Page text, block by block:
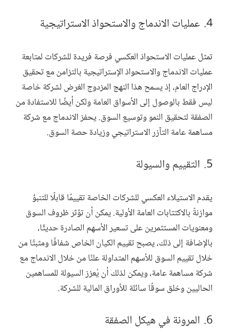
عمليات الاندماج والاستحواذ الاستراتيجية
تمثل عمليات الاستحواذ العكسي فرصة فريدة للشركات لمتابعة
عمليات الاندماج والاستحواذ الإستراتيجية بالتزامن مع تحقيق
الإدراج العام، إذ يسمح هذا النهج المزدوج الغرض لشركة خاصة
ليس فقط بالوصول إلى الأسواق العامة ولكن أيضًا للاستفادة من
الصفقة لتحقيق النمو وتوسيع السوق. يحفز الاندماج مع شركة
مساهمة عامة التآزر الاستراتيجي وزيادة حصة السوق.
التقييم والسيولة
يقدم الاستيلاء العكسي للشركات الخاصة تقييمًا قابلًا للتنبؤ
موازنةً بالاكتتابات العامة الأولية. يمكن أن تؤثر ظروف السوق
ومعنويات المستثمرين على تسعير الأسهم الصادرة حديثًا،
بالإضافة إلى ذلك، يصبح تقييم الكيان الخاص شفافًا ومثبتًا من
خلال تقييم السوق للأسهم المتداولة علنًا من خلال الاندماج مع
شركة مساهمة عامة، ويمكن لذلك أن يُعزز السيولة للمساهمين
الحاليين وخلق سوقًا سائلة للأوراق المالية للشركة.
المرونة في هيكل الصفقة